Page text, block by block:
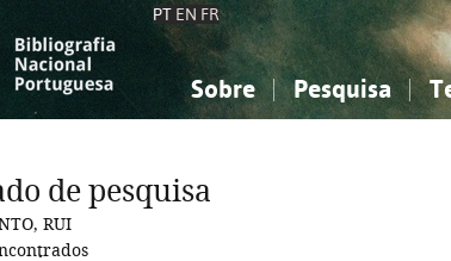
PT EN FR
Sobre Pesquisa
Ciências sociais...
Ciências sociais...
de pesquisa
RUI